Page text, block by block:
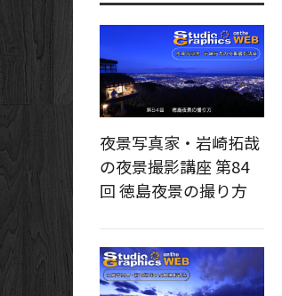
夜景写真家・岩崎拓哉
の夜景撮影講座 第84
回 徳島夜景の撮り方